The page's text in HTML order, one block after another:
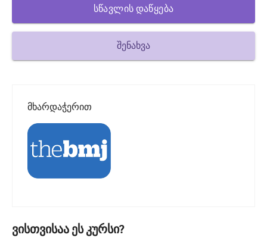
გასტროენტეროლოგია
ჰემატოლოგია
Ინფექციური დაავადებები
კუნთოვანი
ნევროლოგია
მეანობა და გინეკოლოგია
ონკოლოგია
მხარდაჭერით
სწავლის დაწყება
შენახვა
ვისთვისაა ეს კურსი?